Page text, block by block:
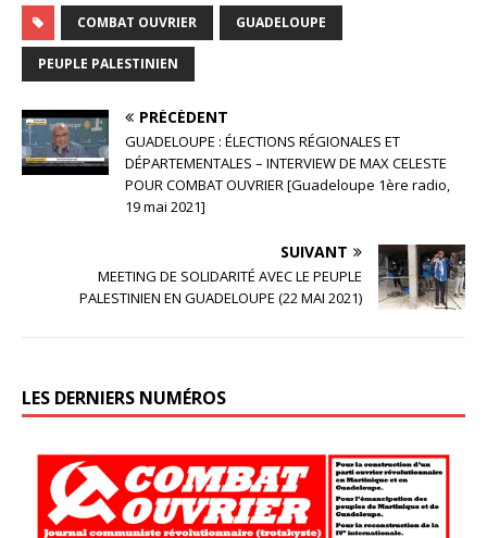
COMBAT OUVRIER GUADELOUPE
PEUPLE PALESTINIEN
PRÉCÉDENT
GUADELOUPE : ÉLECTIONS RÉGIONALES ET
DÉPARTEMENTALES – INTERVIEW DE MAX CELESTE
POUR COMBAT OUVRIER [Guadeloupe 1ère radio,
19 mai 2021]
SUIVANT
MEETING DE SOLIDARITÉ AVEC LE PEUPLE
PALESTINIEN EN GUADELOUPE (22 MAI 2021)
LES DERNIERS NUMÉROS